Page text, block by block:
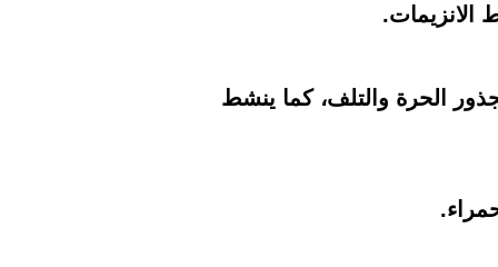
الانزيمات.
الحرة والتلف، كما ينشط